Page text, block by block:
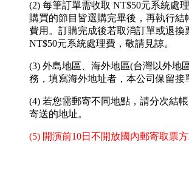
(2) 每筆訂單需收取 NT$50元系統處
購買的節目皆選購完畢後，再執行結
費用。訂購完成後若取消訂單或退換
NT$50元系統處理費，敬請見諒。
(3) 外島地區、海外地區(台灣以外地
務，填寫海外地址者，本公司保留接
(4) 若您需郵寄不同地點，請分次結
寄送的地址。
(5) 開演前10日不開放國內郵寄取票方